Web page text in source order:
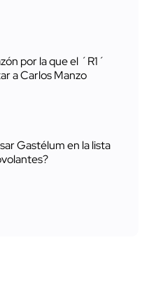
por la que el ´R1´
a Carlos Manzo
Gastélum en la lista